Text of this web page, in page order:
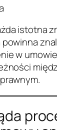
istotna
w